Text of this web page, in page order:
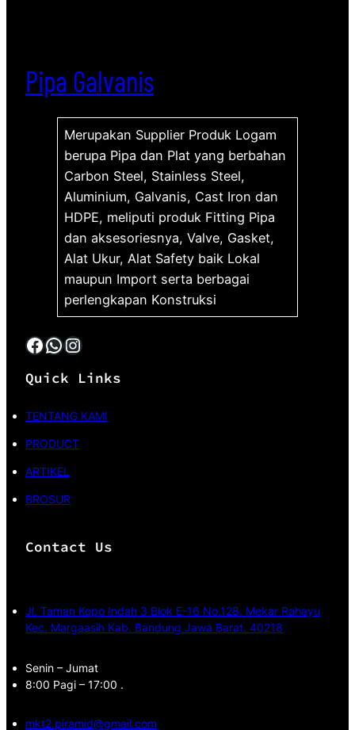
Pipa Galvanis
Merupakan Supplier Produk Logam
berupa Pipa dan Plat yang berbahan
Carbon Steel, Stainless Steel,
Aluminium, Galvanis, Cast Iron dan
HDPE, meliputi produk Fitting Pipa
dan aksesoriesnya, Valve, Gasket,
Alat Ukur, Alat Safety baik Lokal
maupun Import serta berbagai
perlengkapan Konstruksi
Facebook WhatsApp Instagram
Quick Links
TENTANG KAMI
PRODUCT
ARTIKEL
BROSUR
Contact Us
Jl. Taman Kopo Indah 3 Blok E-16 No.128. Mekar Rahayu
Kec. Margaasih Kab. Bandung Jawa Barat. 40218
Senin – Jumat
8:00 Pagi – 17:00 .
mkt2.piramid@gmail.com